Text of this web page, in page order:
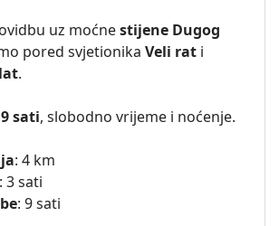
uz moćnestijene Dugog
pored svjetionika Veli rat i
.
sati, slobodno vrijeme i noćenje.
: 4 km
: 3 sati
: 9 sati